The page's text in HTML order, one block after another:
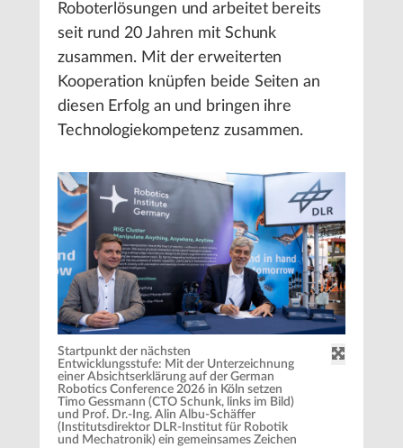
Roboterlösungen und arbeitet bereits
seit rund 20 Jahren mit Schunk
zusammen. Mit der erweiterten
Kooperation knüpfen beide Seiten an
diesen Erfolg an und bringen ihre
Technologiekompetenz zusammen.
Startpunkt der nächsten
Entwicklungsstufe: Mit der Unterzeichnung
einer Absichtserklärung auf der German
Robotics Conference 2026 in Köln setzen
Timo Gessmann (CTO Schunk, links im Bild)
und Prof. Dr.-Ing. Alin Albu-Schäffer
(Institutsdirektor DLR-Institut für Robotik
und Mechatronik) ein gemeinsames Zeichen